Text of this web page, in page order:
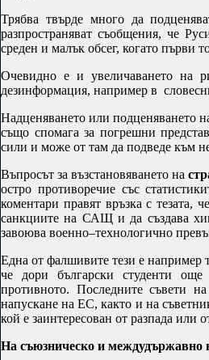
Трябва твърде много да
разпространяват съобщения, че
среден и малък обсег, когато първи
Очевидно е и увеличаването на
дезинформация, например в
Надценяването или подценяването
също спомага за погрешни
сили и може от там да подведе към
Въпросът за възстановяването на
остро противоречие със
коментари правят връзка с
санкциите на САЩ и да създава
завоюва военно–технологично
Една от фалшивите тези е например
че дори български студенти
противното. Последните съвети
напускане на ЕС, както и на
кой е заинтересован от разпада или
На съюзническо и междудържавно